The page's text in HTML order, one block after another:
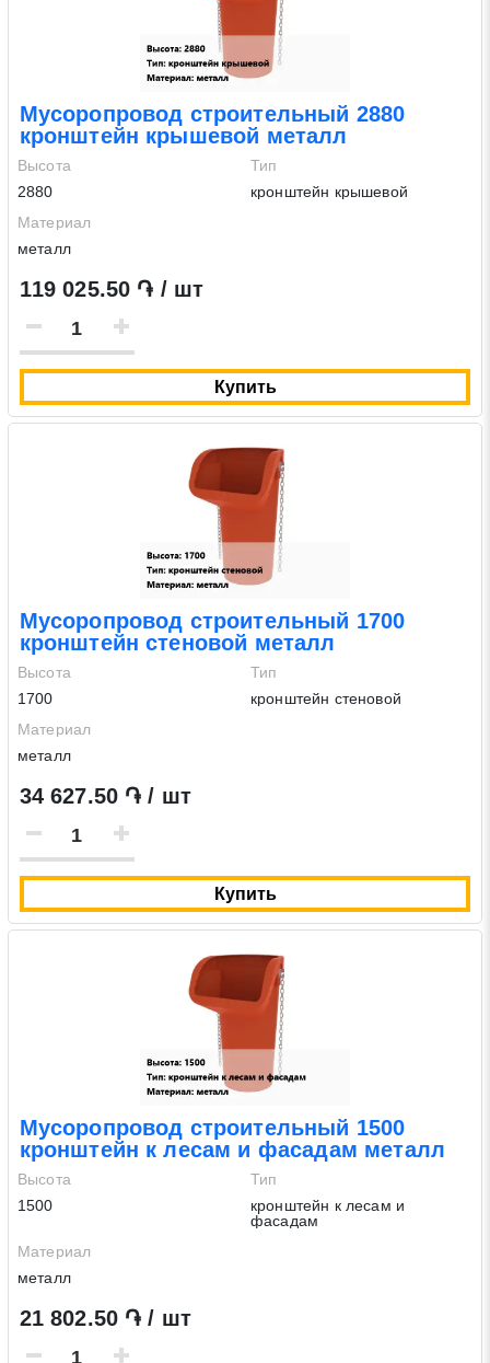
Мусоропровод строительный 2880
кронштейн крышевой металл
Высота
2880
Тип
кронштейн крышевой
Материал
металл
119 025.50 ֏ / шт
Купить
Мусоропровод строительный 1700
кронштейн стеновой металл
Высота
1700
Тип
кронштейн стеновой
Материал
металл
34 627.50 ֏ / шт
Купить
Мусоропровод строительный 1500
кронштейн к лесам и фасадам металл
Высота
1500
Тип
кронштейн к лесам и
фасадам
Материал
металл
21 802.50 ֏ / шт